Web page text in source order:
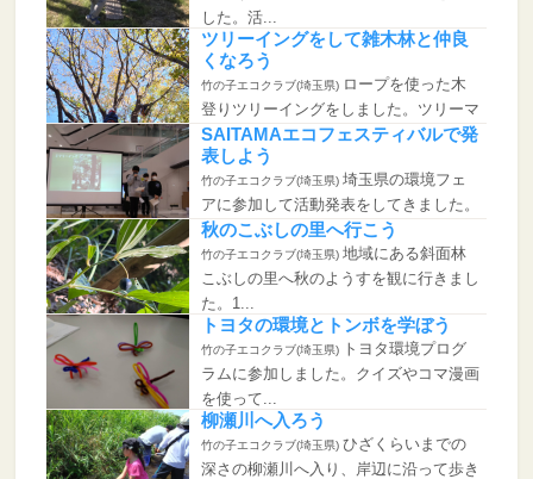
した。活...
ツリーイングをして雑木林と仲良
くなろう
竹の子エコクラブ(埼玉県) ロープを使った木
登りツリーイングをしました。ツリーマ
スターク...
SAITAMAエコフェスティバルで発
表しよう
竹の子エコクラブ(埼玉県) 埼玉県の環境フェ
アに参加して活動発表をしてきました。
代表とし...
秋のこぶしの里へ行こう
竹の子エコクラブ(埼玉県) 地域にある斜面林
こぶしの里へ秋のようすを観に行きまし
た。1...
トヨタの環境とトンボを学ぼう
竹の子エコクラブ(埼玉県)
トヨタ環境プログ
ラムに参加しました。クイズやコマ漫画
を使って...
柳瀬川へ入ろう
竹の子エコクラブ(埼玉県) ひざくらいまでの
深さの柳瀬川へ入り、岸辺に沿って歩き